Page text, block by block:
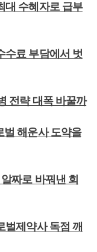
대 수혜자로 급부
수료 부담에서 벗
전략 대폭 바꿀까
벌 해운사 도약을
짜로 바꿔낸 회
벌제약사 독점 깨